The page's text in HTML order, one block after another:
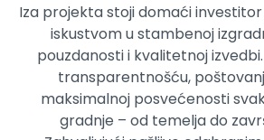
Iza projekta stoji domaći
iskustvom u stambenoj
pouzdanosti i kvalitetnoj
transparentnošću,
maksimalnoj posvećenosti
gradnje – od temelja do